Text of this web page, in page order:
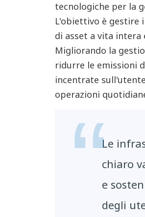
tecnologiche per la
L'obiettivo è gestire
di asset a vita
Migliorando la
ridurre le emissioni
incentrate
operazioni
Le
chiaro
e
degli